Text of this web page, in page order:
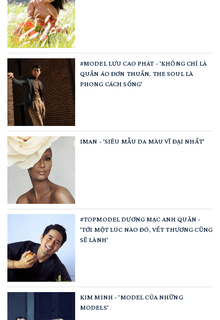
#MODEL LƯU CAO PHÁT - 'KHÔNG CHỈ LÀ
QUẦN ÁO ĐƠN THUẦN, THE SOUL LÀ
PHONG CÁCH SỐNG'
IMAN - 'SIÊU MẪU DA MÀU VĨ ĐẠI NHẤT'
#TOPMODEL DƯƠNG MẠC ANH QUÂN -
'TỚI MỘT LÚC NÀO ĐÓ, VẾT THƯƠNG CŨNG
SẼ LÀNH'
KIM MINH - 'MODEL CỦA NHỮNG
MODELS'